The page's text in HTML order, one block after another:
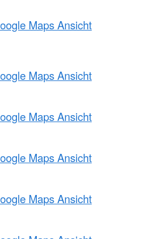
Maps Ansicht
Maps Ansicht
Maps Ansicht
Maps Ansicht
Maps Ansicht